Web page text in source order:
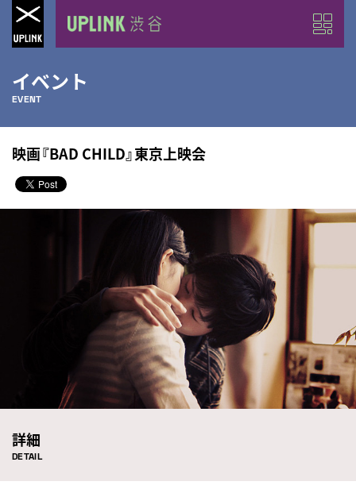
イベント
EVENT
映画『BAD CHILD』東京上映会
詳細
DETAIL